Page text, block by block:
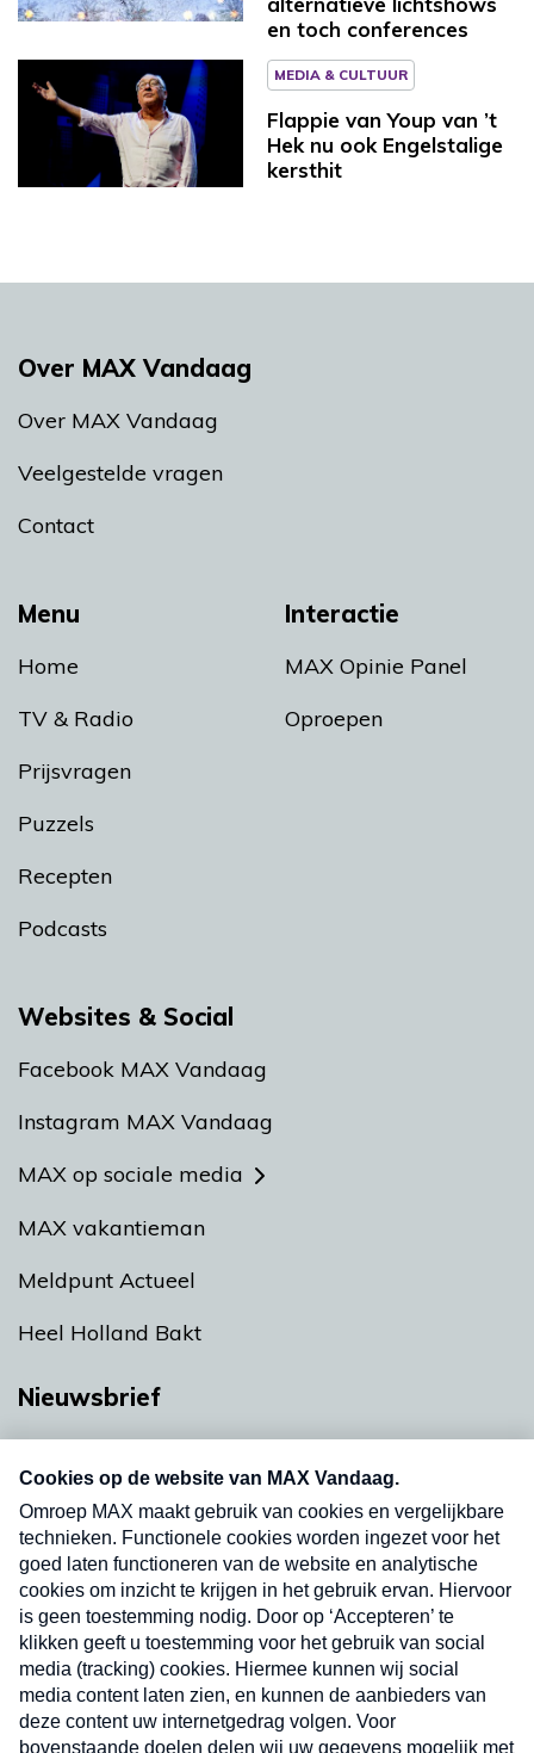
en toch conferences
MEDIA & CULTUUR
Flappie van Youp van ’t
Hek nu ook Engelstalige
kersthit
Menu
Home
TV & Radio
Prijsvragen
Puzzels
Recepten
Podcasts
Interactie
MAX Opinie Panel
Oproepen
Over MAX Vandaag
Over MAX Vandaag
Veelgestelde vragen
Contact
Websites & Social
Facebook MAX Vandaag
Instagram MAX Vandaag
MAX op sociale media
MAX vakantieman
Meldpunt Actueel
Heel Holland Bakt
Nieuwsbrief
nieuwsbrief. Elke vrijdag- en dinsdagochtend in
uw mailbox.
Verzend